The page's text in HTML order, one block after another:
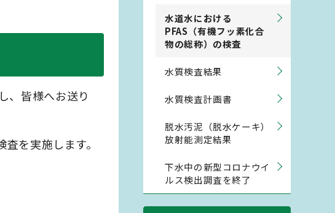
、皆様へお送り
を実施します。
水道水における
PFAS（有機フッ素化合
物の総称）の検査
水質検査結果
水質検査計画書
脱水汚泥（脱水ケーキ）
放射能測定結果
下水中の新型コロナウイ
ルス検出調査を終了